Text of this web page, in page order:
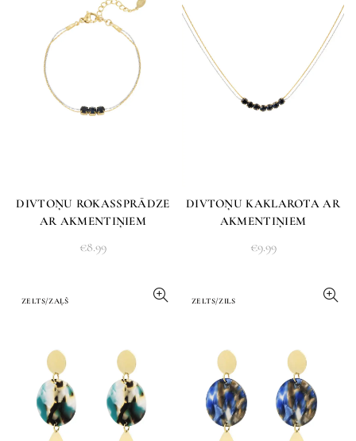
DIVTOŅU ROKASSPRĀDZE
AR AKMENTIŅIEM
€8.99
DIVTOŅU KAKLAROTA AR
AKMENTIŅIEM
€9.99
ZELTS/ZAĻŠ ZELTS/ZILS